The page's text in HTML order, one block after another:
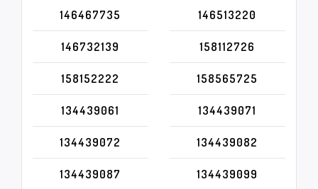
146467735 146513220
146732139 158112726
158152222 158565725
134439061 134439071
134439072 134439082
134439087 134439099